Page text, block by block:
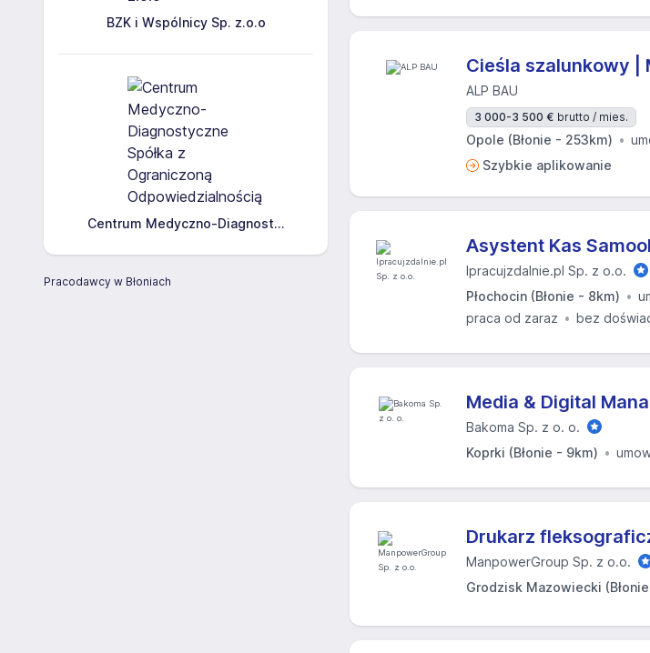
BZK i Wspólnicy Sp. z.o.o
Centrum Medyczno-Diagnost...
Pracodawcy w Błoniach
Cieśla szalunkowy |
ALP BAU
3 000-3 500 € brutto / mies.
Opole (Błonie - 253km)
Szybkie aplikowanie
Asystent Kas
Ipracujzdalnie.pl Sp. z o.o.
Płochocin (Błonie - 8km)
praca od zaraz
bez
Media & Digital
Bakoma Sp. z o. o.
Koprki (Błonie - 9km)
Drukarz
ManpowerGroup Sp. z o.o.
Grodzisk Mazowiecki (Błonie